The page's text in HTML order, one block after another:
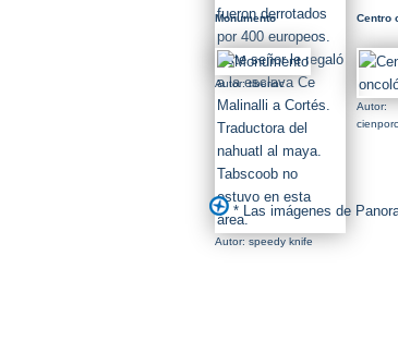
al maya. Tabscoob no
estuvo en esta área.
Autor: speedy knife
Monumento
Autor: tiberioc
Centro
Autor:
* Las imágenes de